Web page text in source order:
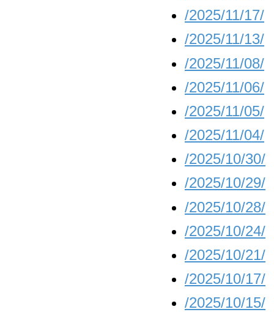
/2025/11/17/
/2025/11/13/
/2025/11/08/
/2025/11/06/
/2025/11/05/
/2025/11/04/
/2025/10/30/
/2025/10/29/
/2025/10/28/
/2025/10/24/
/2025/10/21/
/2025/10/17/
/2025/10/15/